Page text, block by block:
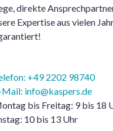
direkte
Expertise aus vielen
+49 2202 98740
Mail: info@kaspers.de
bis Freitag: 9 bis 18
10 bis 13 Uhr